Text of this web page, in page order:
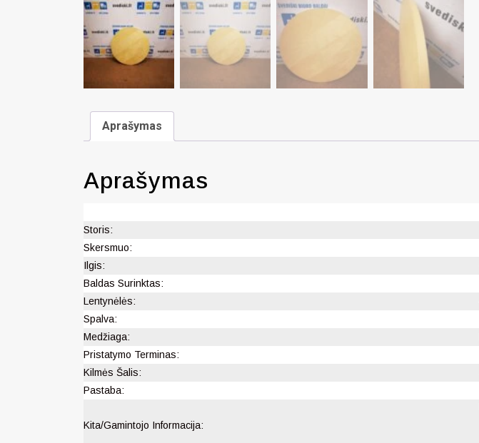
Aprašymas
Aprašymas
Storis:
Skersmuo:
Ilgis:
Baldas Surinktas:
Lentynėlės:
Spalva:
Medžiaga:
Pristatymo Terminas:
Kilmės Šalis:
Pastaba:
Kita/Gamintojo Informacija: